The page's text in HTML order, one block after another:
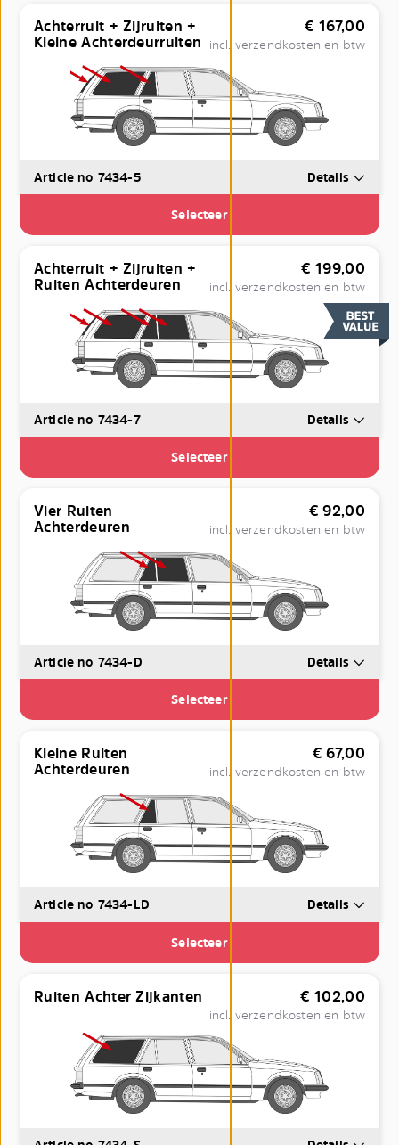
Achterruit + Zijruiten +
Kleine Achterdeurruiten
€ 167,00
incl. verzendkosten en btw
Article no 7434-5 Details
Selecteer
Achterruit + Zijruiten +
Ruiten Achterdeuren
€ 199,00
incl. verzendkosten en btw
Article no 7434-7 Details
Selecteer
Vier Ruiten
Achterdeuren
€ 92,00
incl. verzendkosten en btw
Article no 7434-D Details
Selecteer
Kleine Ruiten
Achterdeuren
€ 67,00
incl. verzendkosten en btw
Article no 7434-LD Details
Selecteer
Ruiten Achter Zijkanten € 102,00
incl. verzendkosten en btw